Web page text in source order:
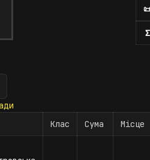
Σ
Клас Сума Місце